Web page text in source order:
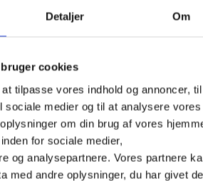
Detaljer Om
cookies
tilpasse vores indhold og annoncer,
sociale medier og til at analysere vores
om din brug af vores
for sociale medier,
og analysepartnere. Vores partnere
med andre oplysninger, du har givet